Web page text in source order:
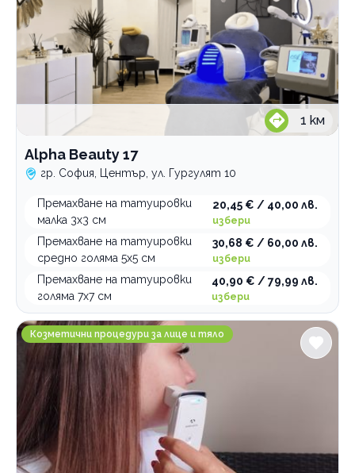
1 км
Alpha Beauty 17
гр. София, Център, ул. Гургулят 10
Премахване на татуировки
малка 3х3 см
20,45 € / 40,00 лв.
избери
Премахване на татуировки
средно голяма 5х5 см
30,68 € / 60,00 лв.
избери
Премахване на татуировки
голяма 7х7 см
40,90 € / 79,99 лв.
избери
FX Studio Салон за красота
Козметични процедури за лице и тяло
По домовете